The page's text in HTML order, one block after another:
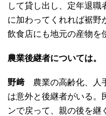
して貸し出し、定年退
に加わってくれれば裾野
飲食店にも地元の産物を
農業後継者については。
野﨑 農業の高齢化、人
は意外と後継者がいる。
ンで戻って、親の後を継